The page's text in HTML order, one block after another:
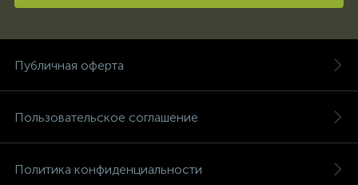
Публичная оферта
Пользовательское соглашение
Политика конфиденциальности